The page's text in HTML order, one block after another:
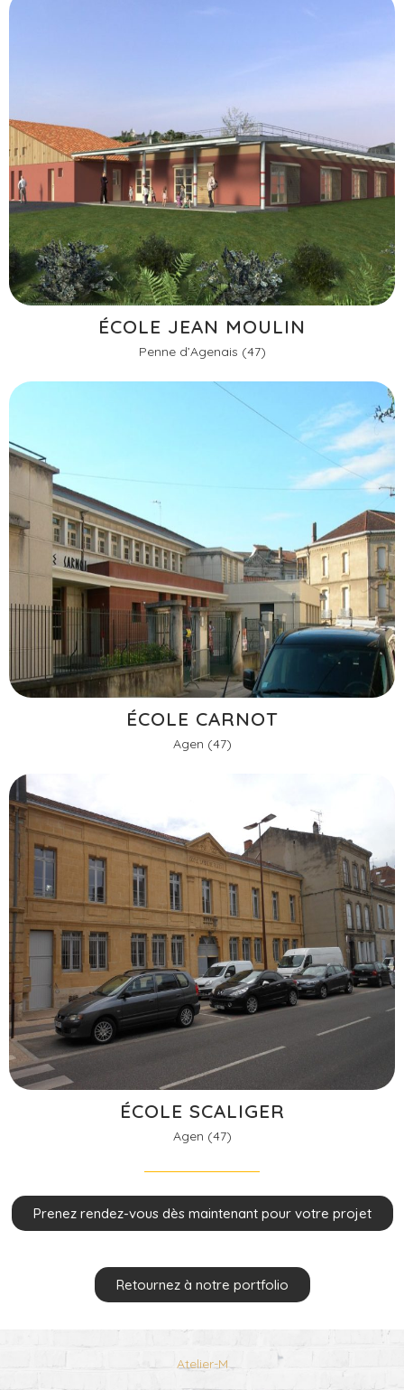
ÉCOLE JEAN MOULIN
Penne d’Agenais (47)
ÉCOLE CARNOT
Agen (47)
ÉCOLE SCALIGER
Agen (47)
Prenez rendez-vous dès maintenant pour votre projet
Retournez à notre portfolio
Atelier-M